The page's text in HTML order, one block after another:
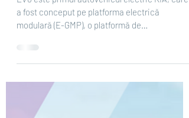
fabrică NOUL KIA EV6 cu
anvelopele ECSTA PS71 și
CRUGEN HP71
EV6 este primul autovehicul electric KIA, care
modulară (E-GMP), o platformă de
autovehicule...